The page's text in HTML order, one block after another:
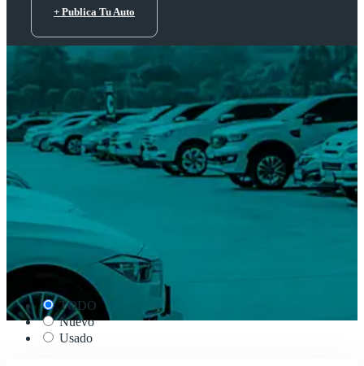
+ Publica Tu Auto
TODO
Nuevo
Usado